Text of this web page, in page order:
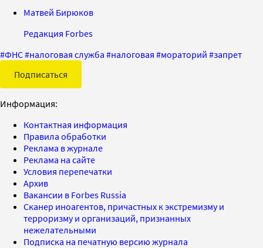
Матвей Бирюков
Редакция Forbes
#ФНС#налоговая служба #налоговая #мораторий #запрет
Подписаться
Информация:
Контактная информация
Правила обработки
Реклама в журнале
Реклама на сайте
Условия перепечатки
Архив
Вакансии в Forbes Russia
Сканер иноагентов, причастных к экстремизму и
терроризму и организаций, признанных
нежелательными
Подписка на печатную версию журнала